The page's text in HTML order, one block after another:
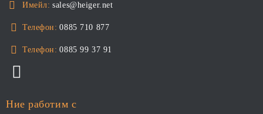
Имейл: sales@heiger.net
Телефон: 0885 710 877
Телефон: 0885 99 37 91
Ние работим с